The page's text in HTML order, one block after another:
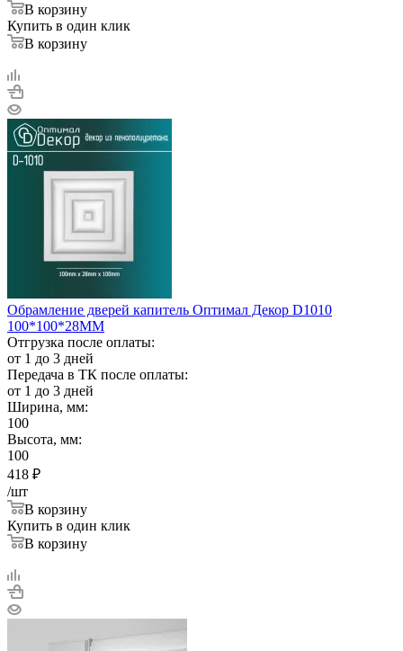
В корзину
Купить в один клик
В корзину
Обрамление дверей капитель Оптимал Декор D1010
100*100*28ММ
Отгрузка после оплаты:
от 1 до 3 дней
Передача в ТК после оплаты:
от 1 до 3 дней
Ширина, мм:
100
Высота, мм:
100
418 ₽
/шт
В корзину
Купить в один клик
В корзину